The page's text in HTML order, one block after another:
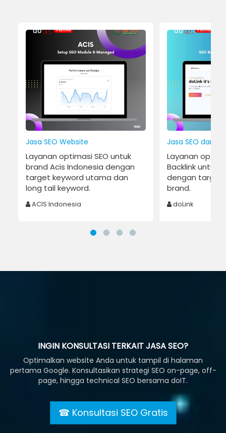
Jasa SEO Website
Layanan optimasi SEO untuk
brand Acis Indonesia dengan
target keyword utama dan
long tail keyword.
ACIS Indonesia
Jasa SEO dan
Layanan
Backlink untuk
dengan target
brand.
doLink
INGIN KONSULTASI TERKAIT JASA SEO?
Optimalkan website Anda untuk tampil di halaman
pertama Google. Konsultasikan strategi SEO on-page, off-
page, hingga technical SEO bersama doIT.
☎ Konsultasi SEO Gratis